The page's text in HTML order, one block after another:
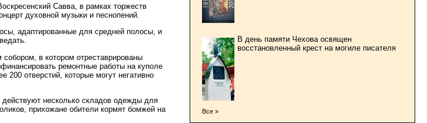
Савва, в рамках торжеств
духовной музыки и песнопений.
адаптированные для средней полосы, и
в котором отреставрированы
ремонтные работы на куполе
200 отверстий, которые могут негативно
несколько складов одежды для
прихожане обители кормят бомжей на
В день памяти Чехова освящен
восстановленный крест на могиле писателя
Все »